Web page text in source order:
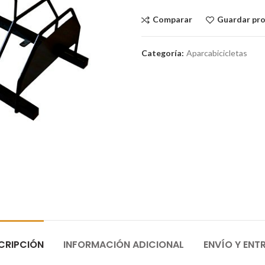
Comparar Guardar
Categoría: Aparcabicicletas
INFORMACIÓN ADICIONAL ENVÍO Y